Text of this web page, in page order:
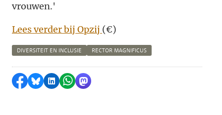
vrouwen.'
Lees verder bij Opzij (€)
DIVERSITEIT EN INCLUSIE RECTOR MAGNIFICUS
Delen op Facebook
Delen via Bluesky
Delen op LinkedIn
Delen via WhatsApp
Delen via Mastodon